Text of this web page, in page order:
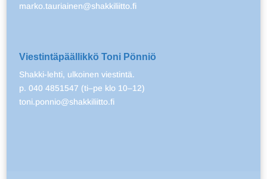
marko.tauriainen@shakkiliitto.fi
Viestintäpäällikkö Toni Pönniö
Shakki-lehti, ulkoinen viestintä.
p. 040 4851547 (ti–pe klo 10–12)
toni.ponnio@shakkiliitto.fi